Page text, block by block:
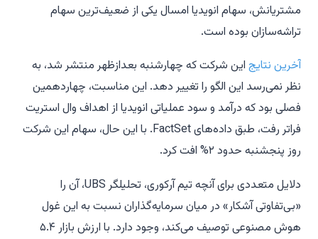
مشتریانش، سهام انویدیا امسال یکی از ضعیف‌ترین سهام
تراشه‌سازان بوده است.
آخرین نتایج این شرکت که چهارشنبه بعدازظهر منتشر شد، به
نظر نمی‌رسد این الگو را تغییر دهد. این مناسبت، چهاردهمین
فصلی بود که درآمد و سود عملیاتی انویدیا از اهداف وال استریت
فراتر رفت، طبق داده‌های FactSet. با این حال، سهام این شرکت
روز پنجشنبه حدود ۲% افت کرد.
دلایل متعددی برای آنچه تیم آرکوری، تحلیلگر UBS، آن را
«بی‌تفاوتی آشکار» در میان سرمایه‌گذاران نسبت به این غول
هوش مصنوعی توصیف می‌کند، وجود دارد. با ارزش بازار ۵.۴